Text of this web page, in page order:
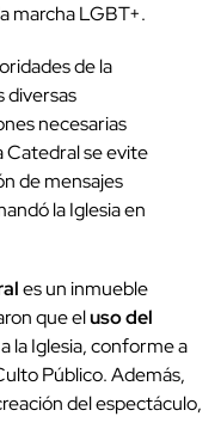
marcha LGBT+.
de la
diversas
necesarias
Catedral se evite
de mensajes
la Iglesia en
es un inmueble
que eluso del
la Iglesia, conforme a
Público. Además,
del espectáculo,